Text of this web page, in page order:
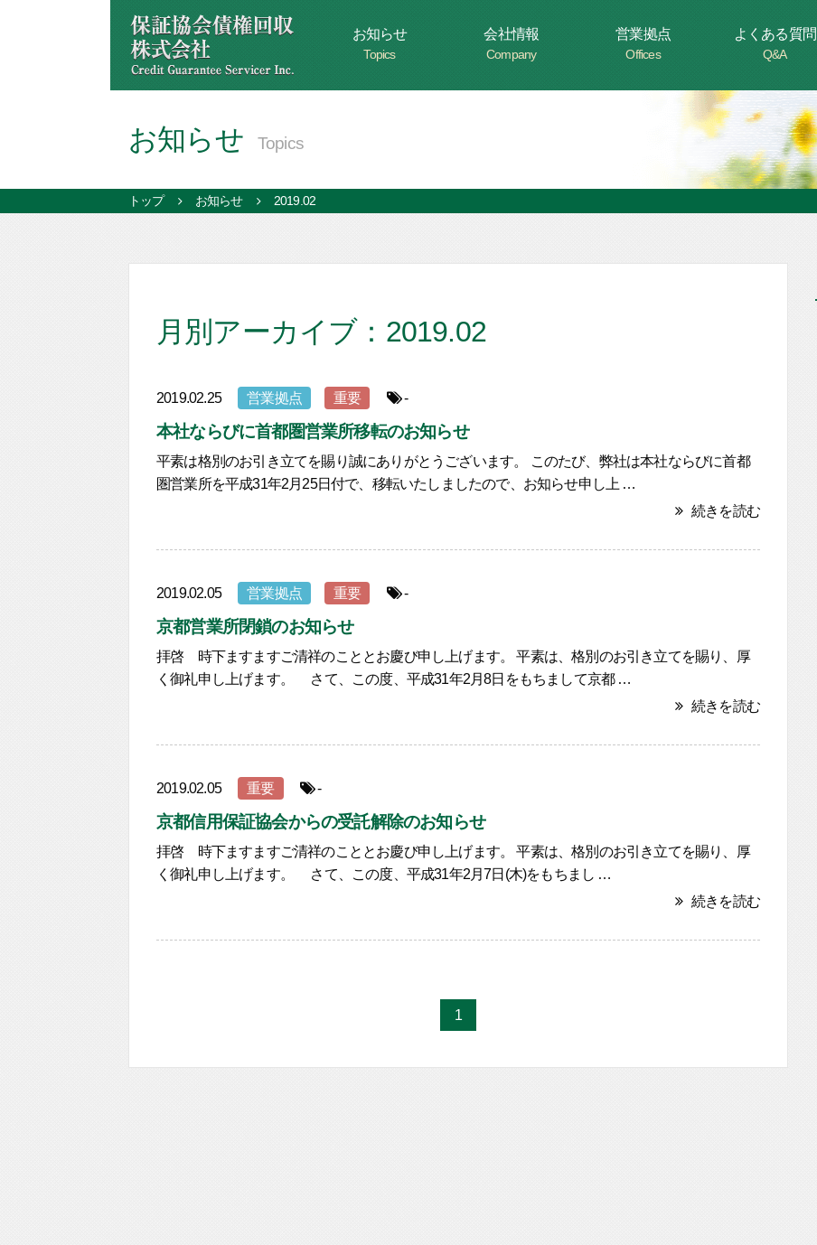
お知らせ
Topics
会社情報
Company
営業拠点
Offices
よくある質問
Q&A
お知らせ Topics
トップ お知らせ 2019.02
月別アーカイブ：2019.02
2019.02.25 営業拠点 重要 -
本社ならびに首都圏営業所移転のお知らせ
平素は格別のお引き立てを賜り誠にありがとうございます。 このたび、弊社は本社ならびに首都
圏営業所を平成31年2月25日付で、移転いたしましたので、お知らせ申し上 …
続きを読む
2019.02.05 営業拠点 重要 -
京都営業所閉鎖のお知らせ
拝啓 時下ますますご清祥のこととお慶び申し上げます。 平素は、格別のお引き立てを賜り、厚
く御礼申し上げます。 さて、この度、平成31年2月8日をもちまして京都 …
続きを読む
2019.02.05 重要 -
京都信用保証協会からの受託解除のお知らせ
拝啓 時下ますますご清祥のこととお慶び申し上げます。 平素は、格別のお引き立てを賜り、厚
く御礼申し上げます。 さて、この度、平成31年2月7日(木)をもちまし …
続きを読む
1